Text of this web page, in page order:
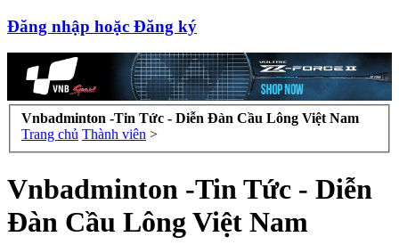
Đăng nhập hoặc Đăng ký
Vnbadminton -Tin Tức - Diễn Đàn Cầu Lông Việt Nam
Trang chủ Thành viên >
Vnbadminton -Tin Tức - Diễn
Đàn Cầu Lông Việt Nam